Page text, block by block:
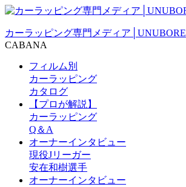
カーラッピング専門メディア│UNUBORE
CABANA
フィルム別
カーラッピング
カタログ
【プロが解説】
カーラッピング
Q＆A
オーナーインタビュー
現役Jリーガー
安在和樹選手
オーナーインタビュー